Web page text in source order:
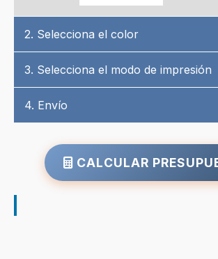
2. Selecciona el color
3. Selecciona el modo de impresión
4. Envío
CALCULAR